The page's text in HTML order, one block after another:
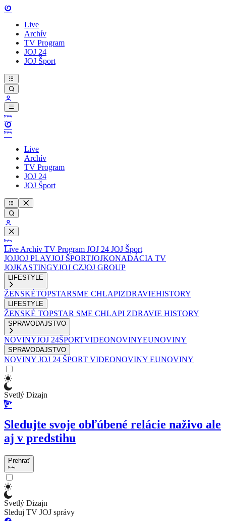
Live
Archív
TV Program
JOJ 24
JOJ Šport
Live
Archív
TV Program
JOJ 24
JOJ Šport
Live Archív TV Program JOJ 24 JOJ Šport
JOJJOJ PLAYJOJ ŠPORTJOJKONADÁCIA TV
JOJKASTINGYJOJ CZJOJ GROUP
LIFESTYLE
ŽENSKÉTOPSTARSME CHLAPIZDRAVIEHISTORY
LIFESTYLE
ŽENSKÉ TOPSTAR SME CHLAPI ZDRAVIE HISTORY
SPRAVODAJSTVO
NOVINYJOJ 24ŠPORTVIDEONOVINYEUNOVINY
SPRAVODAJSTVO
NOVINY JOJ 24 ŠPORT VIDEONOVINY EUNOVINY
Svetlý Dizajn
Sledujte svoje obľúbené relácie naživo ale
aj v predstihu
Prehrať
Svetlý Dizajn
Sleduj TV JOJ správy